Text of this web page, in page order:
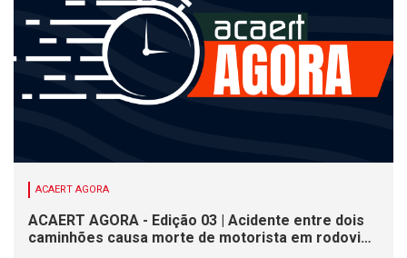
ACAERT AGORA
ACAERT AGORA - Edição 03 | Acidente entre dois
caminhões causa morte de motorista em rodovia